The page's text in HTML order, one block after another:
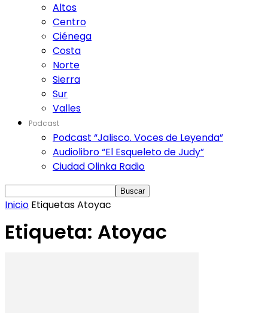
Altos
Centro
Ciénega
Costa
Norte
Sierra
Sur
Valles
Podcast
Podcast “Jalisco. Voces de Leyenda”
Audiolibro “El Esqueleto de Judy”
Ciudad Olinka Radio
Inicio EtiquetasAtoyac
Etiqueta: Atoyac